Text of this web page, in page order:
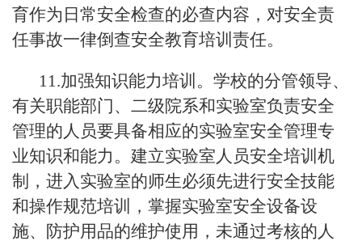
育作为日常安全检查的必查内容，对安全责
任事故一律倒查安全教育培训责任。
11.加强知识能力培训。学校的分管领导、
有关职能部门、二级院系和实验室负责安全
管理的人员要具备相应的实验室安全管理专
业知识和能力。建立实验室人员安全培训机
制，进入实验室的师生必须先进行安全技能
和操作规范培训，掌握实验室安全设备设
施、防护用品的维护使用，未通过考核的人